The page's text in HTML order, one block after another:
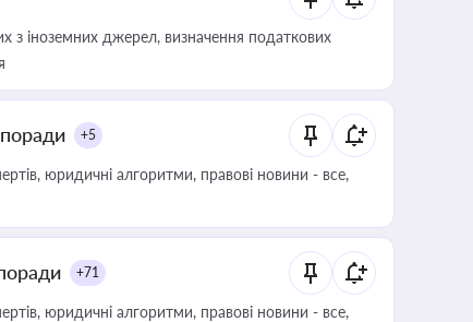
з іноземних джерел, визначення податкових
+5
юридичні алгоритми, правові новини - все,
+71
юридичні алгоритми, правові новини - все,